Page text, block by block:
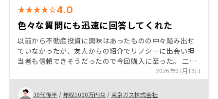
4.0
色々な質問にも迅速に回答してくれた
以前から不動産投資に興味はあったものの中々踏み出せ
ていなかったが、友人からの紹介でリノシーに出会い担
当者も信頼できそうだったので今回購入に至った。 二人
目の子供が産まれたこともあり、ちょうど生命保険の額
を増やそうと思っていたので、不動産で代替しようと思
った。
2026年07月19日
30代後半 / 年収1000万円台 / 東京ガス株式会社